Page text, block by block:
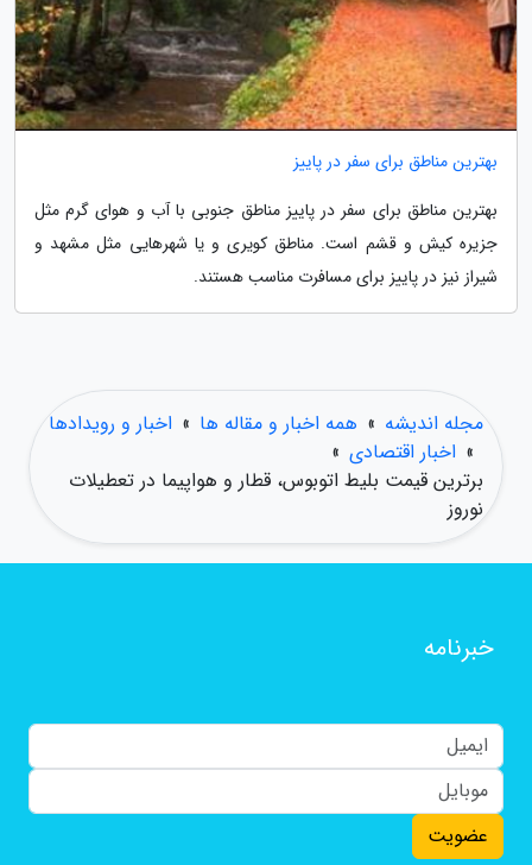
بهترین مناطق برای سفر در پاییز
بهترین مناطق برای سفر در پاییز مناطق جنوبی با آب و هوای گرم مثل
جزیره کیش و قشم است. مناطق کویری و یا شهرهایی مثل مشهد و
شیراز نیز در پاییز برای مسافرت مناسب هستند.
مجله اندیشه » همه اخبار و مقاله ها » اخبار و رویدادها
» اخبار اقتصادی »
برترین قیمت بلیط اتوبوس، قطار و هواپیما در تعطیلات
نوروز
خبرنامه
عضویت